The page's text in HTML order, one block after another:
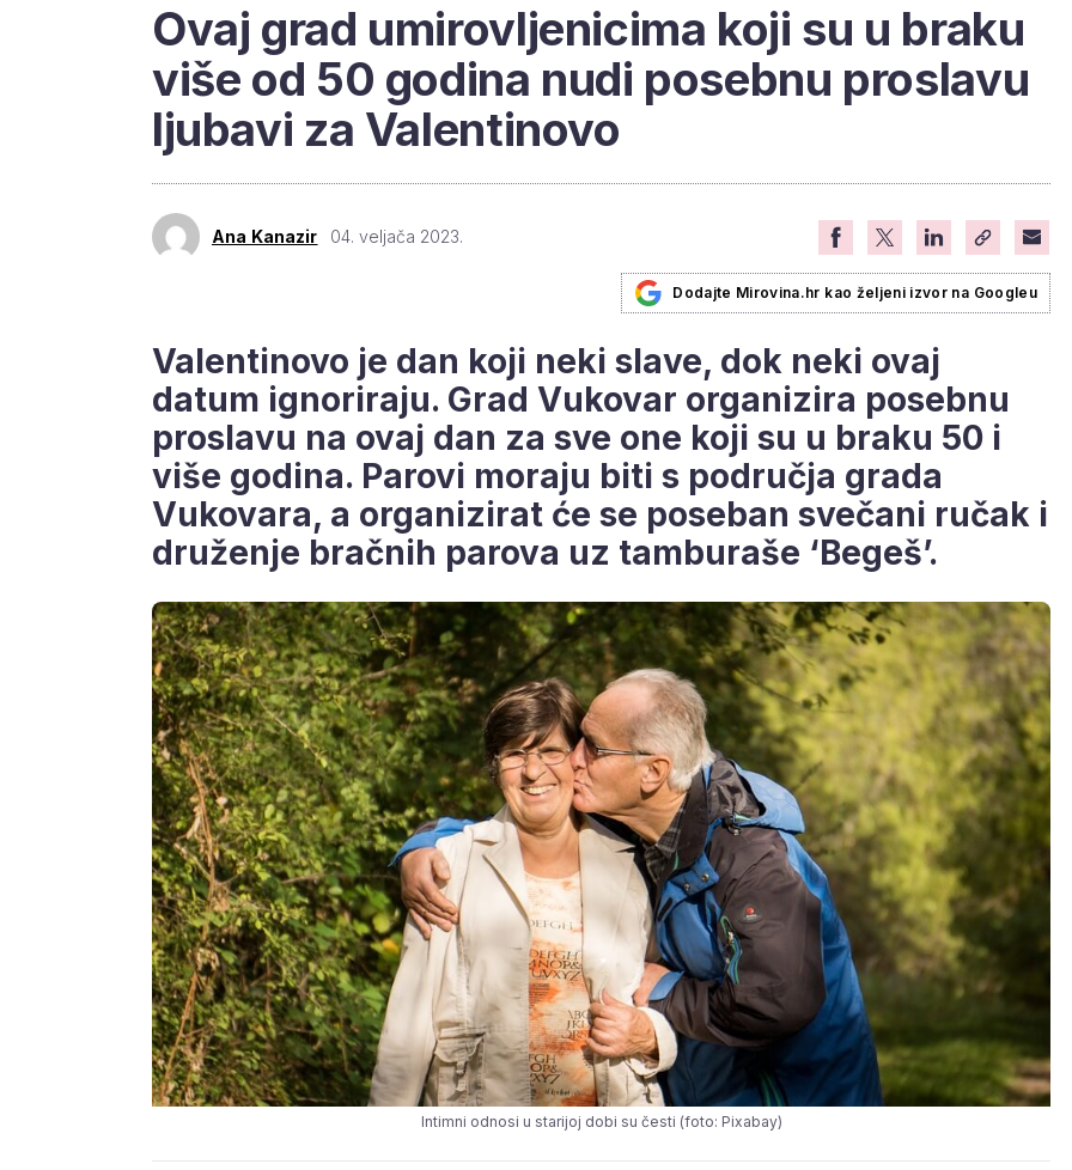
Ovaj grad umirovljenicima koji su u braku
više od 50 godina nudi posebnu proslavu
ljubavi za Valentinovo
Ana Kanazir 04. veljača 2023.
Dodajte Mirovina.hr kao željeni izvor na Googleu
Valentinovo je dan koji neki slave, dok neki ovaj
datum ignoriraju. Grad Vukovar organizira posebnu
proslavu na ovaj dan za sve one koji su u braku 50 i
više godina. Parovi moraju biti s područja grada
Vukovara, a organizirat će se poseban svečani ručak i
druženje bračnih parova uz tamburaše ‘Begeš’.
Intimni odnosi u starijoj dobi su česti (foto: Pixabay)